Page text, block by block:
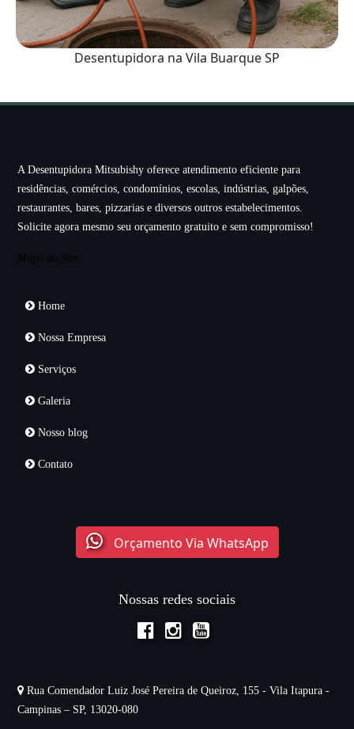
Desentupidora na Vila Buarque SP
A Desentupidora Mitsubishy oferece atendimento eficiente para
residências, comércios, condomínios, escolas, indústrias, galpões,
restaurantes, bares, pizzarias e diversos outros estabelecimentos.
Solicite agora mesmo seu orçamento gratuito e sem compromisso!
Mapa do Site
Home
Nossa Empresa
Serviços
Galeria
Nosso blog
Contato
Orçamento Via WhatsApp
Nossas redes sociais
Rua Comendador Luiz José Pereira de Queiroz, 155 - Vila Itapura -
Campinas – SP, 13020-080